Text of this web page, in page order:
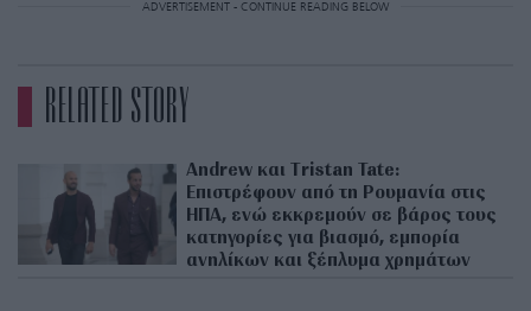
ADVERTISEMENT - CONTINUE READING BELOW
RELATED STORY
Andrew και Tristan Tate:
Επιστρέφουν από τη Ρουμανία στις
ΗΠΑ, ενώ εκκρεμούν σε βάρος τους
κατηγορίες για βιασμό, εμπορία
ανηλίκων και ξέπλυμα χρημάτων